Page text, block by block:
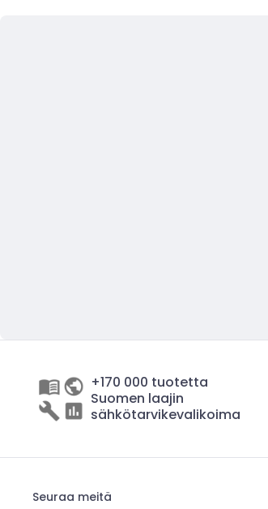
+170 000 tuotetta
Suomen laajin
sähkötarvikevalikoima
Seuraa meitä